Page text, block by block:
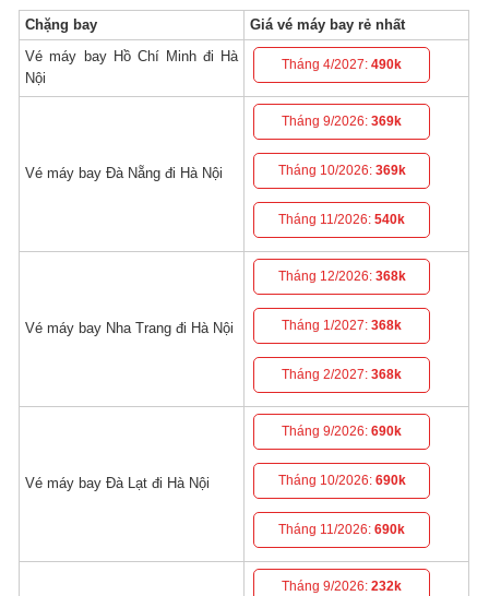
Chặng bay
Giá vé máy bay rẻ nhất
Vé máy bay Hồ Chí Minh đi Hà
Nội
Tháng 4/2027:490k
Vé máy bay Đà Nẵng đi Hà Nội
Tháng 9/2026:369k
Tháng 10/2026: 369k
Tháng 11/2026:540k
Vé máy bay Nha Trang đi Hà Nội
Tháng 12/2026: 368k
Tháng 1/2027:368k
Tháng 2/2027:368k
Vé máy bay Đà Lạt đi Hà Nội
Tháng 9/2026:690k
Tháng 10/2026: 690k
Tháng 11/2026:690k
Tháng 9/2026:232k